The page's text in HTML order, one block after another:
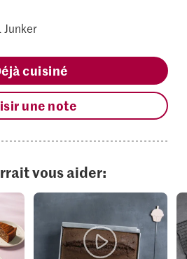
cuisiné
une note
vous aider: